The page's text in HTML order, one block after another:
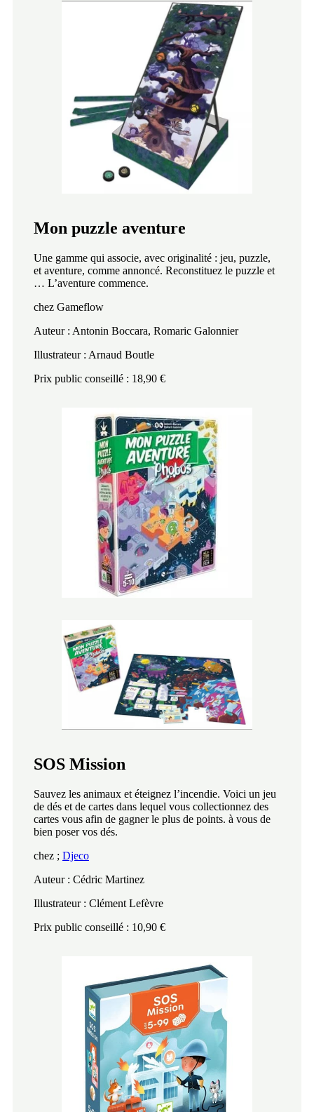
Mon puzzle aventure
Une gamme qui associe, avec originalité : jeu, puzzle,
et aventure, comme annoncé. Reconstituez le puzzle et
… L’aventure commence.
chez Gameflow
Auteur : Antonin Boccara, Romaric Galonnier
Illustrateur : Arnaud Boutle
Prix public conseillé : 18,90 €
SOS Mission
Sauvez les animaux et éteignez l’incendie. Voici un jeu
de dés et de cartes dans lequel vous collectionnez des
cartes vous afin de gagner le plus de points. à vous de
bien poser vos dés.
chez ; Djeco
Auteur : Cédric Martinez
Illustrateur : Clément Lefèvre
Prix public conseillé : 10,90 €